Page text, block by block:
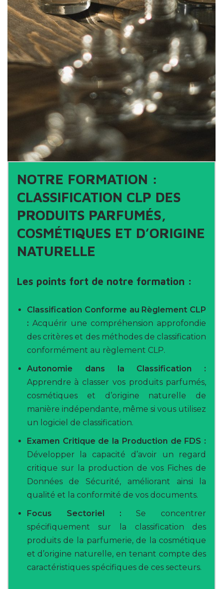
NOTRE FORMATION :
CLASSIFICATION CLP DES
PRODUITS PARFUMÉS,
COSMÉTIQUES ET D’ORIGINE
NATURELLE
Les points fort de notre formation :
Classification Conforme au Règlement CLP
: Acquérir une compréhension approfondie
des critères et des méthodes de classification
conformément au règlement CLP.
Autonomie dans la Classification :
Apprendre à classer vos produits parfumés,
cosmétiques et d’origine naturelle de
manière indépendante, même si vous utilisez
un logiciel de classification.
Examen Critique de la Production de FDS :
Développer la capacité d’avoir un regard
critique sur la production de vos Fiches de
Données de Sécurité, améliorant ainsi la
qualité et la conformité de vos documents.
Focus Sectoriel :Se concentrer
spécifiquement sur la classification des
produits de la parfumerie, de la cosmétique
et d’origine naturelle, en tenant compte des
caractéristiques spécifiques de ces secteurs.